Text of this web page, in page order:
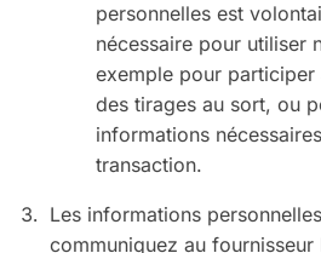
personnelles est
nécessaire pour utiliser
exemple pour
des tirages au sort, ou
informations
transaction.
Les informations
communiquez au